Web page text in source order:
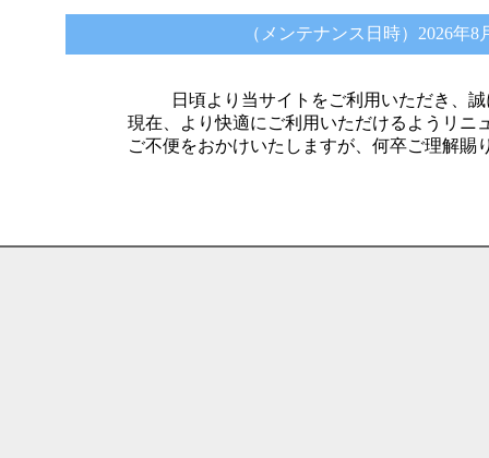
（メンテナンス日時）2026年8
日頃より当サイトをご利用いただき、
現在、より快適にご利用いただけるようリニ
ご不便をおかけいたしますが、何卒ご理解賜